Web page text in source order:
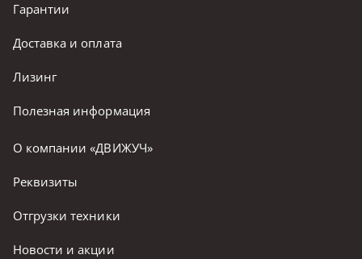
Гарантии
Доставка и оплата
Лизинг
Полезная информация
О компании «ДВИЖУЧ»
Реквизиты
Отгрузки техники
Новости и акции